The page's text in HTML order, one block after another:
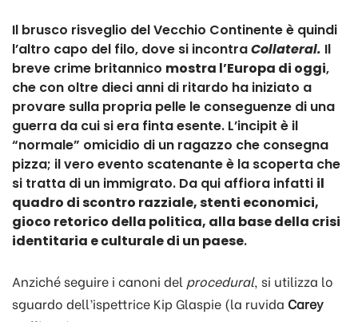
Il brusco risveglio del Vecchio Continente è quindi
l’altro capo del filo, dove si incontraCollateral. Il
breve crime britannico mostra l’Europa di oggi,
che con oltre dieci anni di ritardo ha iniziato a
provare sulla propria pelle le conseguenze di una
guerra da cui si era finta esente. L’incipit è il
“normale” omicidio di un ragazzo che consegna
pizza; il vero evento scatenante è la scoperta che
si tratta di un immigrato. Da qui affiora infatti il
quadro di scontro razziale, stenti economici,
gioco retorico della politica, alla base della crisi
identitaria e culturale di un paese.
Anziché seguire i canoni del procedural, si utilizza lo
sguardo dell’ispettrice Kip Glaspie (la ruvida Carey